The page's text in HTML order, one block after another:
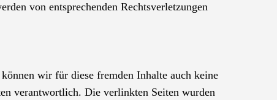
von entsprechenden Rechtsverletzungen
wir für diese fremden Inhalte auch keine
verantwortlich. Die verlinkten Seiten wurden